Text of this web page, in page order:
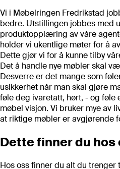
Vi i Møbelringen Fredrikstad
bedre. Utstillingen jobbes med
produktopplæring av våre
holder vi ukentlige møter for å
Dette gjør vi for å kunne tilby
Det å handle nye møbler skal
Desverre er det mange som
usikkerhet når man skal gjøre
føle deg ivaretatt, hørt, - og føle
møbel visjon. Vi bruker mye av
at riktige møbler er avgjørende
Dette finner du hos
Hos oss finner du alt du trenger